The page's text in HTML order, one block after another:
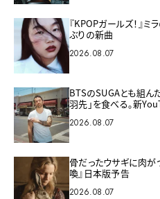
『KPOPガールズ！』
ぶりの新曲
2026.08.07
BTSのSUGAとも組ん
羽先」を食べる。新
2026.08.07
骨だったウサギに肉が
喚』日本版予告
2026.08.07